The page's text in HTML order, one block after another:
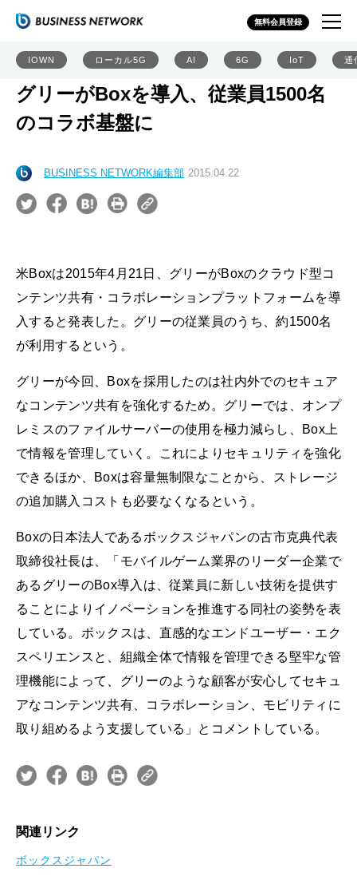
無料会員登録
IOWN ローカル5G AI 6G IoT 通
グリーがBoxを導入、従業員1500名
のコラボ基盤に
BUSINESS NETWORK編集部 2015.04.22
米Boxは2015年4月21日、グリーがBoxのクラウド型コ
ンテンツ共有・コラボレーションプラットフォームを導
入すると発表した。グリーの従業員のうち、約1500名
が利用するという。
グリーが今回、Boxを採用したのは社内外でのセキュア
なコンテンツ共有を強化するため。グリーでは、オンプ
レミスのファイルサーバーの使用を極力減らし、Box上
で情報を管理していく。これによりセキュリティを強化
できるほか、Boxは容量無制限なことから、ストレージ
の追加購入コストも必要なくなるという。
Boxの日本法人であるボックスジャパンの古市克典代表
取締役社長は、「モバイルゲーム業界のリーダー企業で
あるグリーのBox導入は、従業員に新しい技術を提供す
ることによりイノベーションを推進する同社の姿勢を表
している。ボックスは、直感的なエンドユーザー・エク
スペリエンスと、組織全体で情報を管理できる堅牢な管
理機能によって、グリーのような顧客が安心してセキュ
アなコンテンツ共有、コラボレーション、モビリティに
取り組めるよう支援している」とコメントしている。
関連リンク
ボックスジャパン